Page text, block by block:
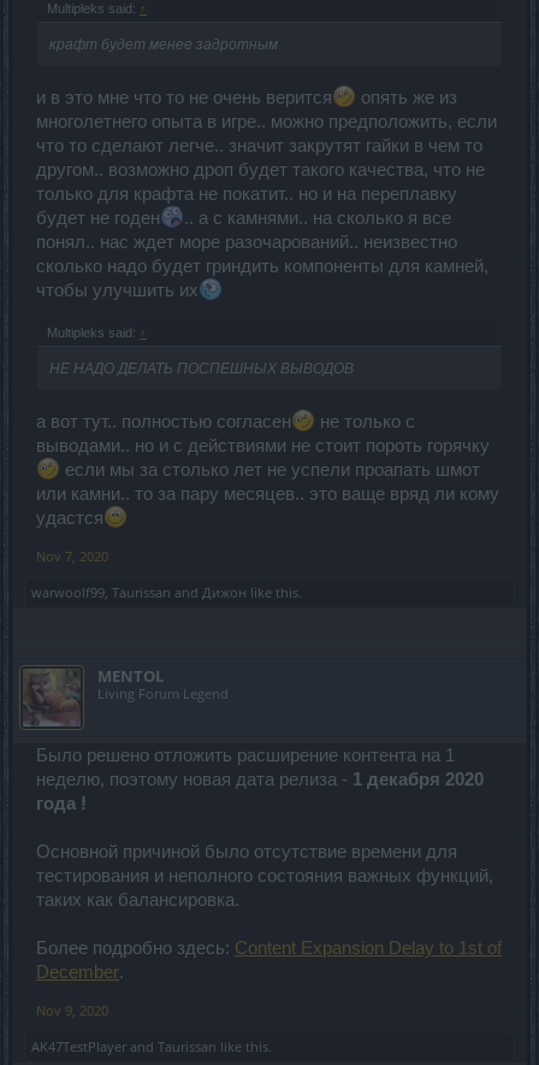
Multipleks said: ↑
крафт будет менее задротным
и в это мне что то не очень верится
опять же из
многолетнего опыта в игре.. можно предположить, если
что то сделают легче.. значит закрутят гайки в чем то
другом.. возможно дроп будет такого качества, что не
только для крафта не покатит.. но и на переплавку
будет не годен
.. а с камнями.. на сколько я все
понял.. нас ждет море разочарований.. неизвестно
сколько надо будет гриндить компоненты для камней,
чтобы улучшить их
Multipleks said: ↑
НЕ НАДО ДЕЛАТЬ ПОСПЕШНЫХ ВЫВОДОВ
а вот тут.. полностью согласен
не только с
выводами.. но и с действиями не стоит пороть горячку
если мы за столько лет не успели проапать шмот
или камни.. то за пару месяцев.. это ваще вряд ли кому
удастся
Nov 7, 2020
warwoolf99, Taurissan and Дижон like this.
MENTOL
Living Forum Legend
Было решено отложить расширение контента на 1
неделю, поэтому новая дата релиза - 1 декабря 2020
года !
Основной причиной было отсутствие времени для
тестирования и неполного состояния важных функций,
таких как балансировка.
Более подробно здесь: Content Expansion Delay to 1st of
December.
Nov 9, 2020
AK47TestPlayer and Taurissan like this.